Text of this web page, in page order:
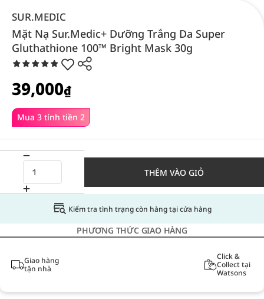
SUR.MEDIC
Mặt Nạ Sur.Medic+ Dưỡng Trắng Da Super
Gluthathione 100™ Bright Mask 30g
Mua 3 tính tiền 2
39,000₫
THÊM VÀO GIỎ
Kiểm tra tình trạng còn hàng tại cửa hàng
PHƯƠNG THỨC GIAO HÀNG
Giao hàng
tận nhà
Click &
Collect tại
Watsons